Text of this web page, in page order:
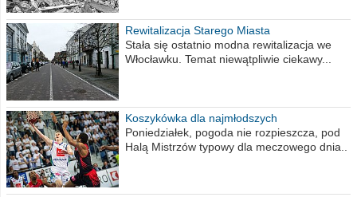
Rewitalizacja Starego Miasta
Stała się ostatnio modna rewitalizacja we
Włocławku. Temat niewątpliwie ciekawy...
Koszykówka dla najmłodszych
Poniedziałek, pogoda nie rozpieszcza, pod
Halą Mistrzów typowy dla meczowego dnia..